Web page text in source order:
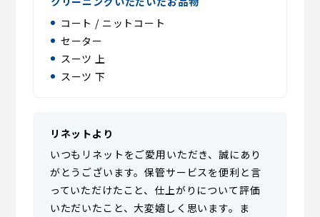
コート / ニットコート
セーター
スーツ 上
スーツ 下
リネットより
いつもリネットをご愛用いただき、誠にあり
がとうございます。保管サービスを便利と言
っていただけたこと、仕上がりについて評価
いただいたこと、大変嬉しく思います。ま